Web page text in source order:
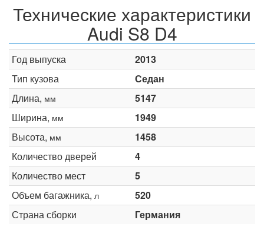
Технические характеристики
Audi S8 D4
Год выпуска
2013
Тип кузова
Седан
Длина, мм
5147
Ширина, мм
1949
Высота, мм
1458
Количество дверей
4
Количество мест
5
Объем багажника, л
520
Страна сборки
Германия